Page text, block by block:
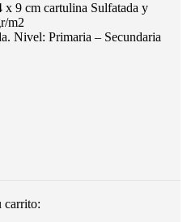
x 9 cm cartulina Sulfatada y
m2
Nivel: Primaria – Secundaria
carrito: